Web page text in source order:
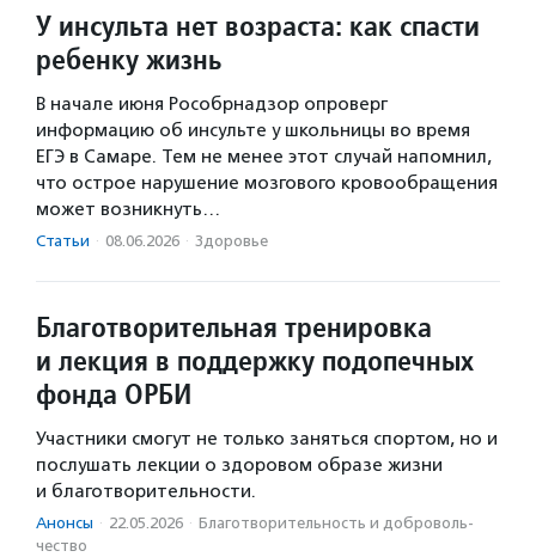
У инсульта нет возраста: как спасти
ребенку жизнь
В начале июня Рособрнадзор опроверг
информацию об инсульте у школьницы во время
ЕГЭ в Самаре. Тем не менее этот случай напомнил,
что острое нарушение мозгового кровообращения
может возникнуть…
Статьи · 08.06.2026 · Здоровье
Благотворительная тренировка
и лекция в поддержку подопечных
фонда ОРБИ
Участники смогут не только заняться спортом, но и
послушать лекции о здоровом образе жизни
и благотворительности.
Анонсы · 22.05.2026 · Благотвори­тель­ность и доброволь­
чест­во